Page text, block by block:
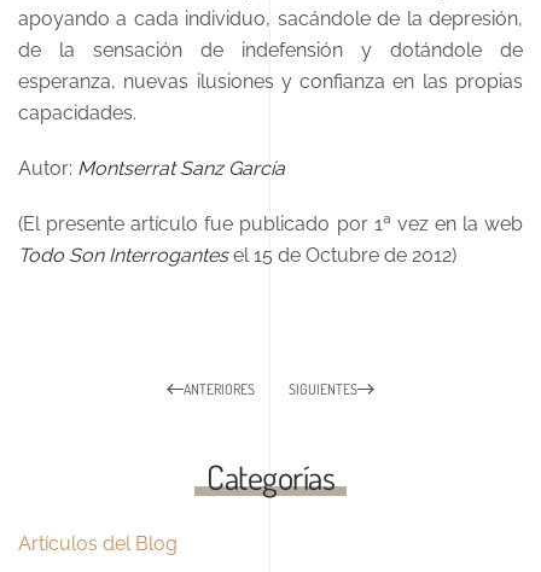
apoyando a cada individuo, sacándole de la depresión,
de la sensación de indefensión y dotándole de
esperanza, nuevas ilusiones y confianza en las propias
capacidades.
Autor: Montserrat Sanz García
(El presente artículo fue publicado por 1ª vez en la web
Todo Son Interrogantesel 15 de Octubre de 2012)
ANTERIORES SIGUIENTES
Categorías
Artículos del Blog